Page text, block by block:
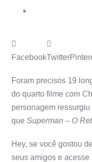
FacebookTwitter
Foram precisos 19
do quarto filme com
personagem
que Superman – O
Hey, se você gostou
seus amigos e